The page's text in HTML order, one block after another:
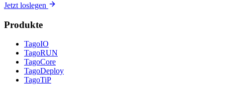
Jetzt loslegen
Produkte
TagoIO
TagoRUN
TagoCore
TagoDeploy
TagoTiP